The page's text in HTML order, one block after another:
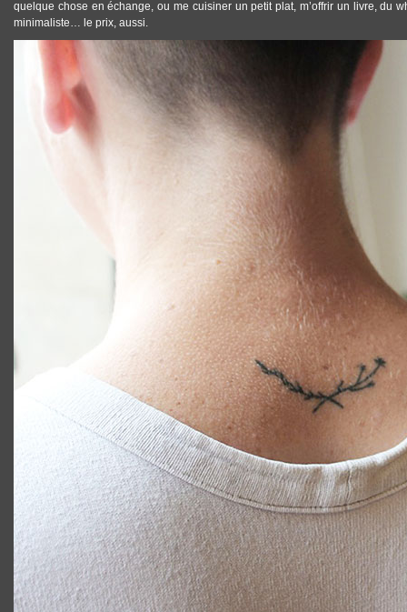
quelque chose en échange, ou me cuisiner un petit plat, m’offrir un livre, du
minimaliste… le prix, aussi.
TATTOOS_TATOUAGE_MINIMALISTE_MISO_06.JPG